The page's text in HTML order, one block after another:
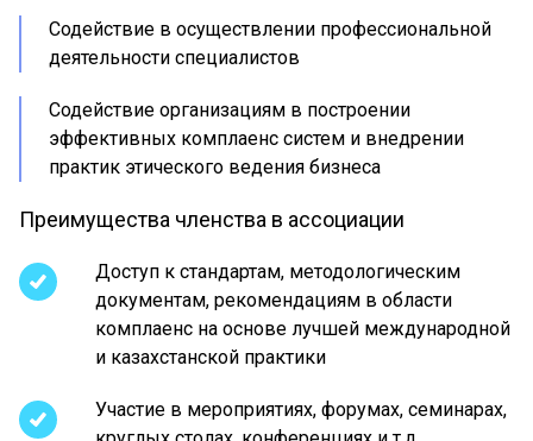
Содействие в осуществлении профессиональной
деятельности специалистов
Содействие организациям в построении
эффективных комплаенс систем и внедрении
практик этического ведения бизнеса
Преимущества членства в ассоциации
Доступ к стандартам, методологическим
документам, рекомендациям в области
комплаенс на основе лучшей международной
и казахстанской практики
Участие в мероприятиях, форумах, семинарах,